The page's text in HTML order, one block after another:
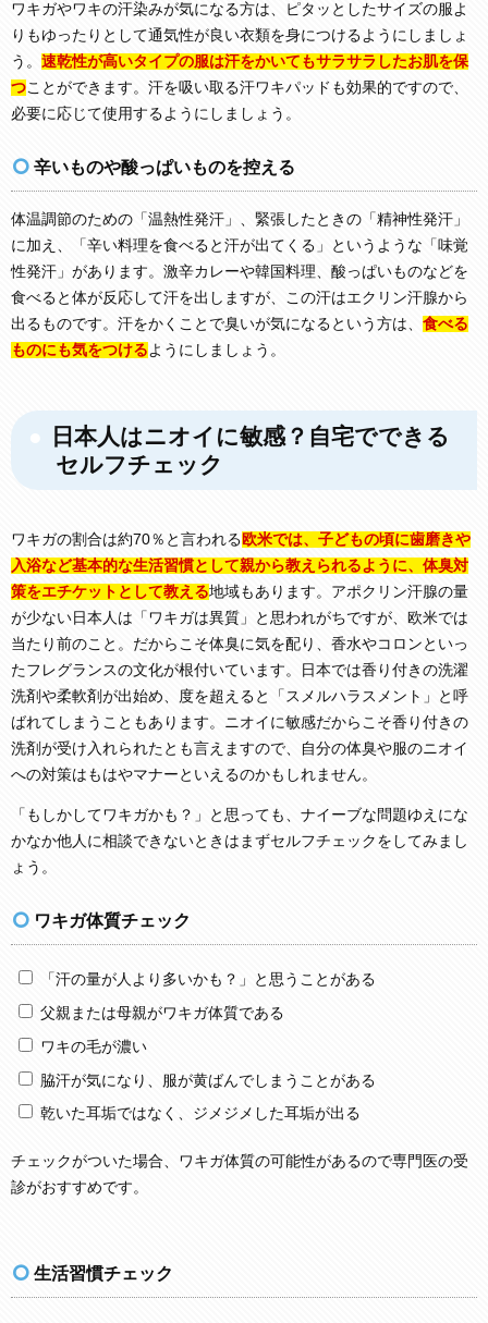
ワキガやワキの汗染みが気になる方は、ピタッとしたサイズの服よ
りもゆったりとして通気性が良い衣類を身につけるようにしましょ
う。 速乾性が高いタイプの服は汗をかいてもサラサラしたお肌を保
つことができます。汗を吸い取る汗ワキパッドも効果的ですので、
必要に応じて使用するようにしましょう。
辛いものや酸っぱいものを控える
体温調節のための「温熱性発汗」、緊張したときの「精神性発汗」
に加え、「辛い料理を食べると汗が出てくる」というような「味覚
性発汗」があります。激辛カレーや韓国料理、酸っぱいものなどを
食べると体が反応して汗を出しますが、この汗はエクリン汗腺から
出るものです。汗をかくことで臭いが気になるという方は、 食べる
ものにも気をつける ようにしましょう。
日本人はニオイに敏感？自宅でできる
セルフチェック
ワキガの割合は約70％と言われる欧米では、子どもの頃に歯磨きや
入浴など基本的な生活習慣として親から教えられるように、体臭対
策をエチケットとして教える地域もあります。アポクリン汗腺の量
が少ない日本人は「ワキガは異質」と思われがちですが、欧米では
当たり前のこと。だからこそ体臭に気を配り、香水やコロンといっ
たフレグランスの文化が根付いています。日本では香り付きの洗濯
洗剤や柔軟剤が出始め、度を超えると「スメルハラスメント」と呼
ばれてしまうこともあります。ニオイに敏感だからこそ香り付きの
洗剤が受け入れられたとも言えますので、自分の体臭や服のニオイ
への対策はもはやマナーといえるのかもしれません。
「もしかしてワキガかも？」と思っても、ナイーブな問題ゆえにな
かなか他人に相談できないときはまずセルフチェックをしてみまし
ょう。
ワキガ体質チェック
「汗の量が人より多いかも？」と思うことがある
父親または母親がワキガ体質である
ワキの毛が濃い
脇汗が気になり、服が黄ばんでしまうことがある
乾いた耳垢ではなく、ジメジメした耳垢が出る
チェックがついた場合、ワキガ体質の可能性があるので専門医の受
診がおすすめです。
生活習慣チェック